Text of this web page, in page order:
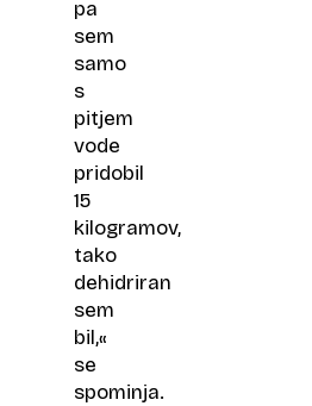
pa
sem
samo
s
pitjem
vode
pridobil
15
kilogramov,
tako
dehidriran
sem
bil,«
se
spominja.